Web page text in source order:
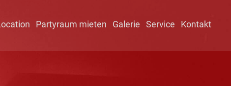
Partyraum mieten Galerie Service Kontakt